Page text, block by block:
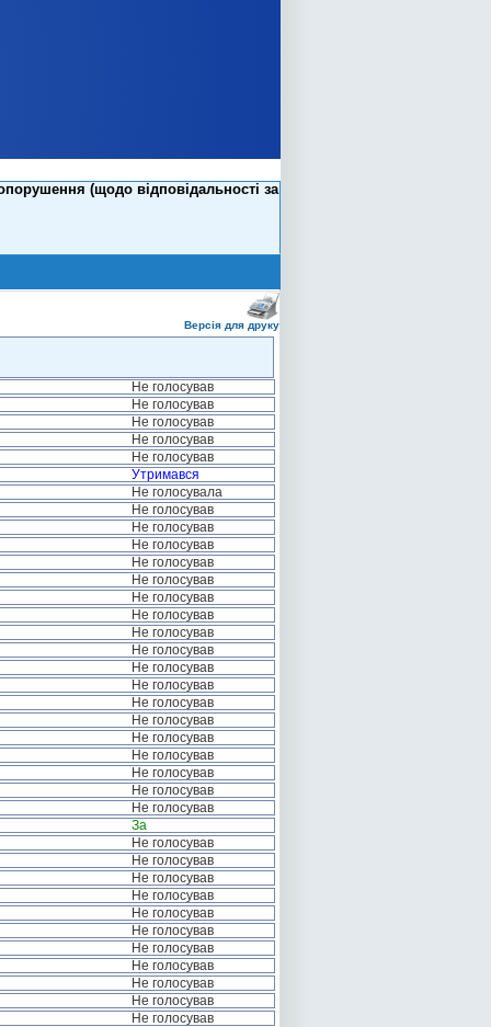
(щодо відповідальності за
Версія для друку
Не голосував
Не голосував
Не голосував
Не голосував
Не голосував
Утримався
Не голосувала
Не голосував
Не голосував
Не голосував
Не голосував
Не голосував
Не голосував
Не голосував
Не голосував
Не голосував
Не голосував
Не голосував
Не голосував
Не голосував
Не голосував
Не голосував
Не голосував
Не голосував
Не голосував
За
Не голосував
Не голосував
Не голосував
Не голосував
Не голосував
Не голосував
Не голосував
Не голосував
Не голосував
Не голосував
Не голосував